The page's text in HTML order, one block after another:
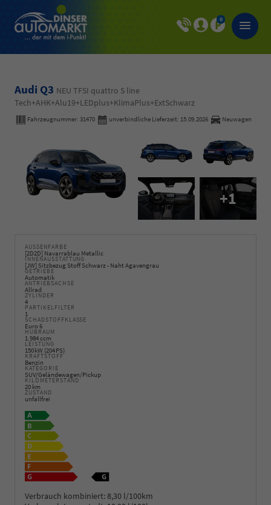
0
Audi Q3 NEU TFSI quattro S line
Tech+AHK+Alu19+LEDplus+KlimaPlus+ExtSchwarz
Fahrzeugnummer: 31470 unverbindliche Lieferzeit: 15.09.2026 Neuwagen
+1
AUSSENFARBE
[2D2D] Navarrablau Metallic
INNENAUSSTATTUNG
[JW] Sitzbezug Stoff Schwarz - Naht Agavengrau
GETRIEBE
Automatik
ANTRIEBSACHSE
Allrad
ZYLINDER
4
PARTIKELFILTER
1
SCHADSTOFFKLASSE
Euro 6
HUBRAUM
1.984 ccm
LEISTUNG
150 kW (204 PS)
KRAFTSTOFF
Benzin
KATEGORIE
SUV/Geländewagen/Pickup
KILOMETERSTAND
20 km
ZUSTAND
unfallfrei
Verbrauch kombiniert:8,30 l/100km